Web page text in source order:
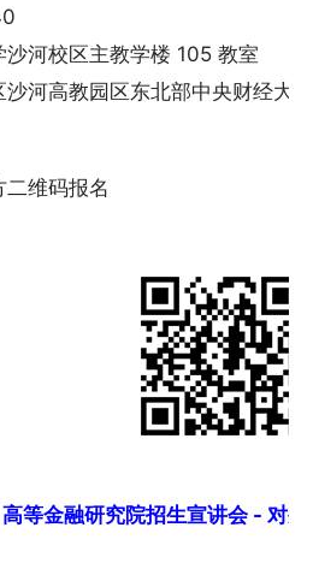
沙河校区主教学楼 105 教室
沙河高教园区东北部中央财经大
维码报名
等金融研究院招生宣讲会 - 对